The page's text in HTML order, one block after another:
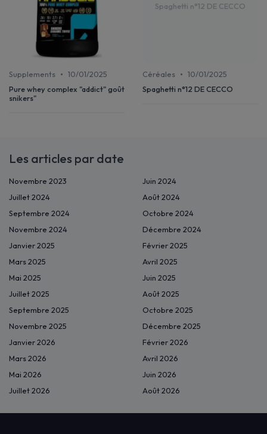
Supplements • 10/01/2025
Pure whey complex "addict" goût
snikers"
Spaghetti n°12 DE CECCO
Céréales • 10/01/2025
Spaghetti n°12 DE CECCO
Les articles par date
Novembre 2023
Juin 2024
Juillet 2024
Août 2024
Septembre 2024
Octobre 2024
Novembre 2024
Décembre 2024
Janvier 2025
Février 2025
Mars 2025
Avril 2025
Mai 2025
Juin 2025
Juillet 2025
Août 2025
Septembre 2025
Octobre 2025
Novembre 2025
Décembre 2025
Janvier 2026
Février 2026
Mars 2026
Avril 2026
Mai 2026
Juin 2026
Juillet 2026
Août 2026